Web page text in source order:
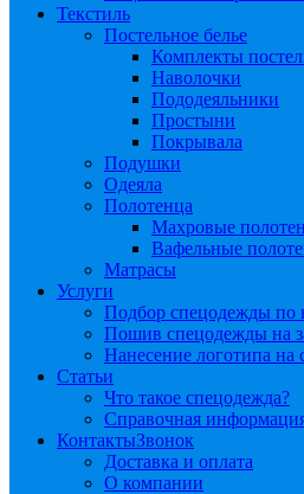
Текстиль
Постельное белье
Комплекты
Наволочки
Пододеяльники
Простыни
Покрывала
Подушки
Одеяла
Полотенца
Махровые
Вафельные
Матрасы
Услуги
Подбор спецодежды по
Пошив спецодежды на
Нанесение логотипа на
Статьи
Что такое спецодежда?
Справочная
КонтактыЗвонок
Доставка и оплата
О компании